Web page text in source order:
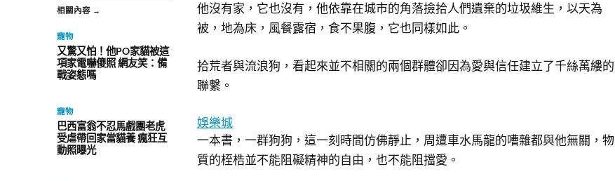
相關內容 →
寵物
又驚又怕！他PO家貓被這
項家電嚇傻照 網友笑：備
戰姿態嗎
寵物
巴西富翁不忍馬戲團老虎
受虐帶回家當貓養 瘋狂互
動照曝光
他沒有家，它也沒有，他依靠在城市的角落撿拾人們遺棄的垃圾維生，以天為
被，地為床，風餐露宿，食不果腹，它也同樣如此。
拾荒者與流浪狗，看起來並不相關的兩個群體卻因為愛與信任建立了千絲萬縷的
聯繫。
娛樂城
一本書，一群狗狗，這一刻時間仿佛靜止，周遭車水馬龍的嘈雜都與他無關，物
質的桎梏並不能阻礙精神的自由，也不能阻擋愛。